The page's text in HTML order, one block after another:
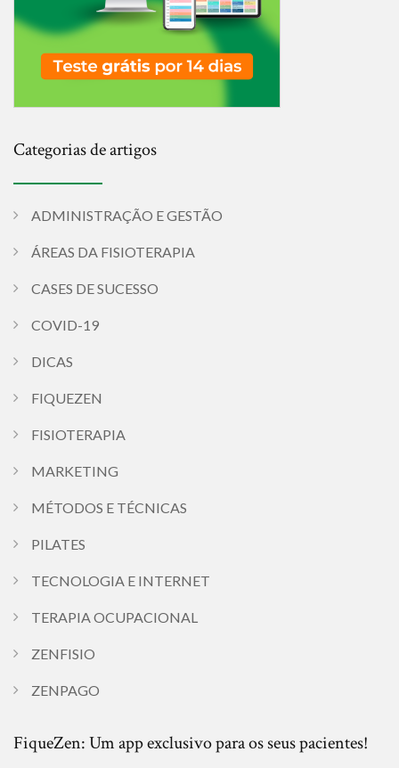
Categorias de artigos
ADMINISTRAÇÃO E GESTÃO
ÁREAS DA FISIOTERAPIA
CASES DE SUCESSO
COVID-19
DICAS
FIQUEZEN
FISIOTERAPIA
MARKETING
MÉTODOS E TÉCNICAS
PILATES
TECNOLOGIA E INTERNET
TERAPIA OCUPACIONAL
ZENFISIO
ZENPAGO
FiqueZen: Um app exclusivo para os seus pacientes!